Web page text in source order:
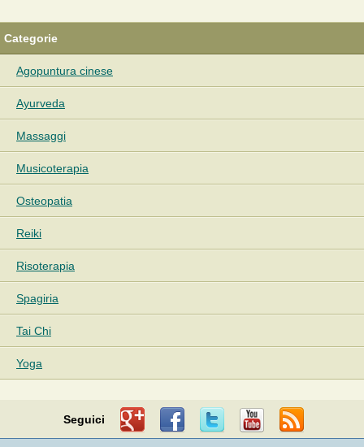
Categorie
Agopuntura cinese
Ayurveda
Massaggi
Musicoterapia
Osteopatia
Reiki
Risoterapia
Spagiria
Tai Chi
Yoga
Seguici